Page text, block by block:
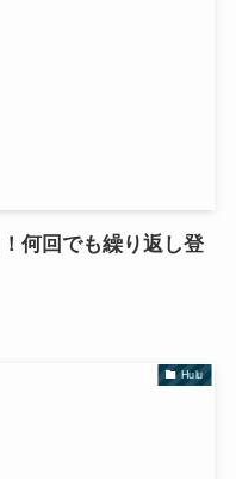
何回でも繰り返し登
Hulu